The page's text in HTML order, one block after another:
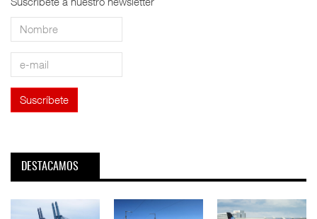
DESTACAMOS